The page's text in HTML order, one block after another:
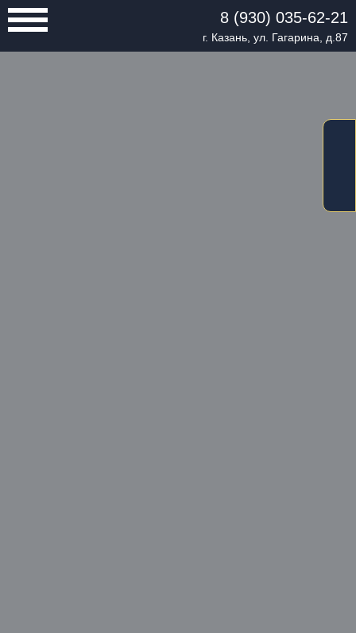
8 (930) 035-62-21
г. Казань, ул. Гагарина, д.87